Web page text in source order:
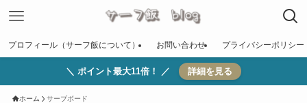
プロフィール（サーフ飯について） お問い合わせ プライバシーポリシー
＼ ポイント最大11倍！ ／ 詳細を見る
ホーム サーブボード